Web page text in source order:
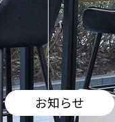
お知らせ